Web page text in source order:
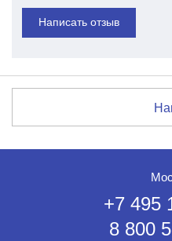
Написать отзыв
+7 495
8 800